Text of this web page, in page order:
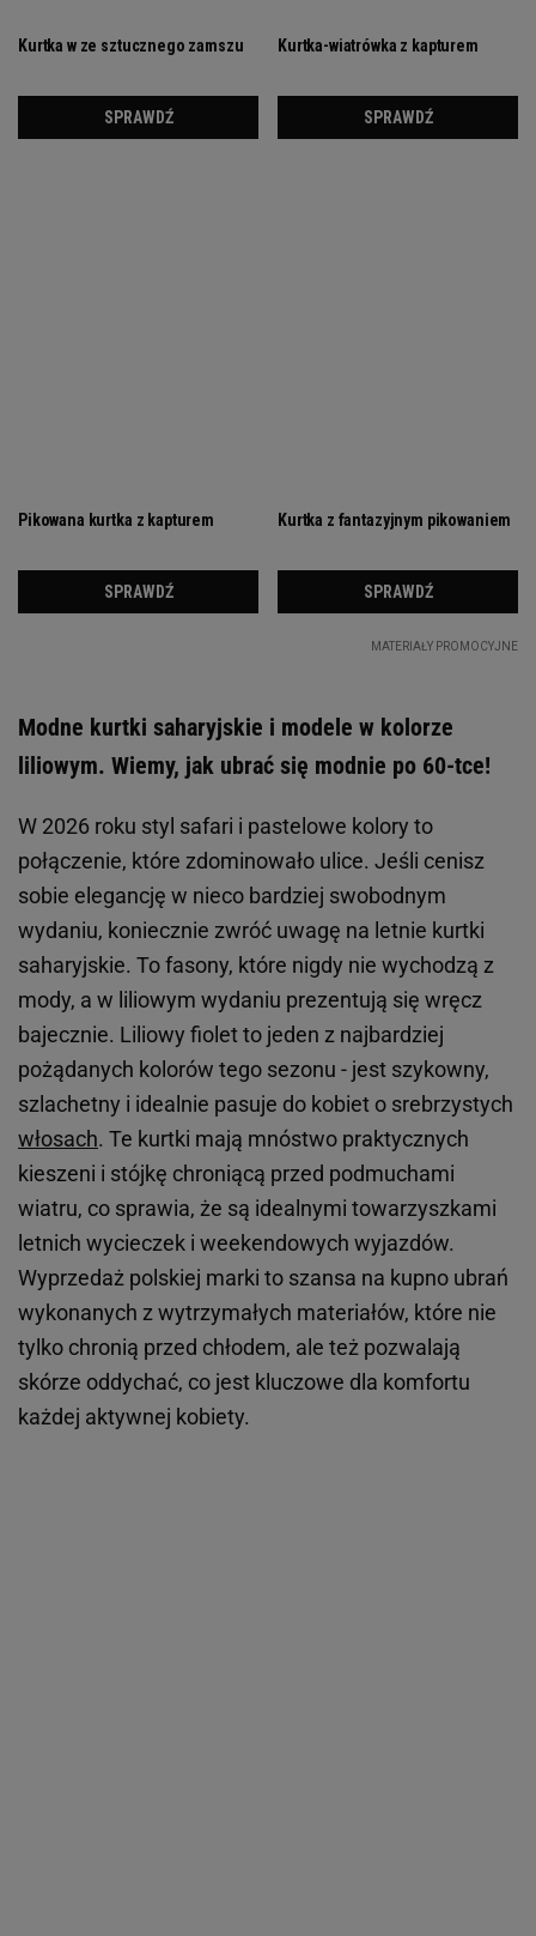
Modne kurtki saharyjskie i modele w kolorze
liliowym. Wiemy, jak ubrać się modnie po 60-tce!
W 2026 roku styl safari i pastelowe kolory to
połączenie, które zdominowało ulice. Jeśli cenisz
sobie elegancję w nieco bardziej swobodnym
wydaniu, koniecznie zwróć uwagę na letnie kurtki
saharyjskie. To fasony, które nigdy nie wychodzą z
mody, a w liliowym wydaniu prezentują się wręcz
bajecznie. Liliowy fiolet to jeden z najbardziej
pożądanych kolorów tego sezonu - jest szykowny,
szlachetny i idealnie pasuje do kobiet o srebrzystych
włosach. Te kurtki mają mnóstwo praktycznych
kieszeni i stójkę chroniącą przed podmuchami
wiatru, co sprawia, że są idealnymi towarzyszkami
letnich wycieczek i weekendowych wyjazdów.
Wyprzedaż polskiej marki to szansa na kupno ubrań
wykonanych z wytrzymałych materiałów, które nie
tylko chronią przed chłodem, ale też pozwalają
skórze oddychać, co jest kluczowe dla komfortu
każdej aktywnej kobiety.